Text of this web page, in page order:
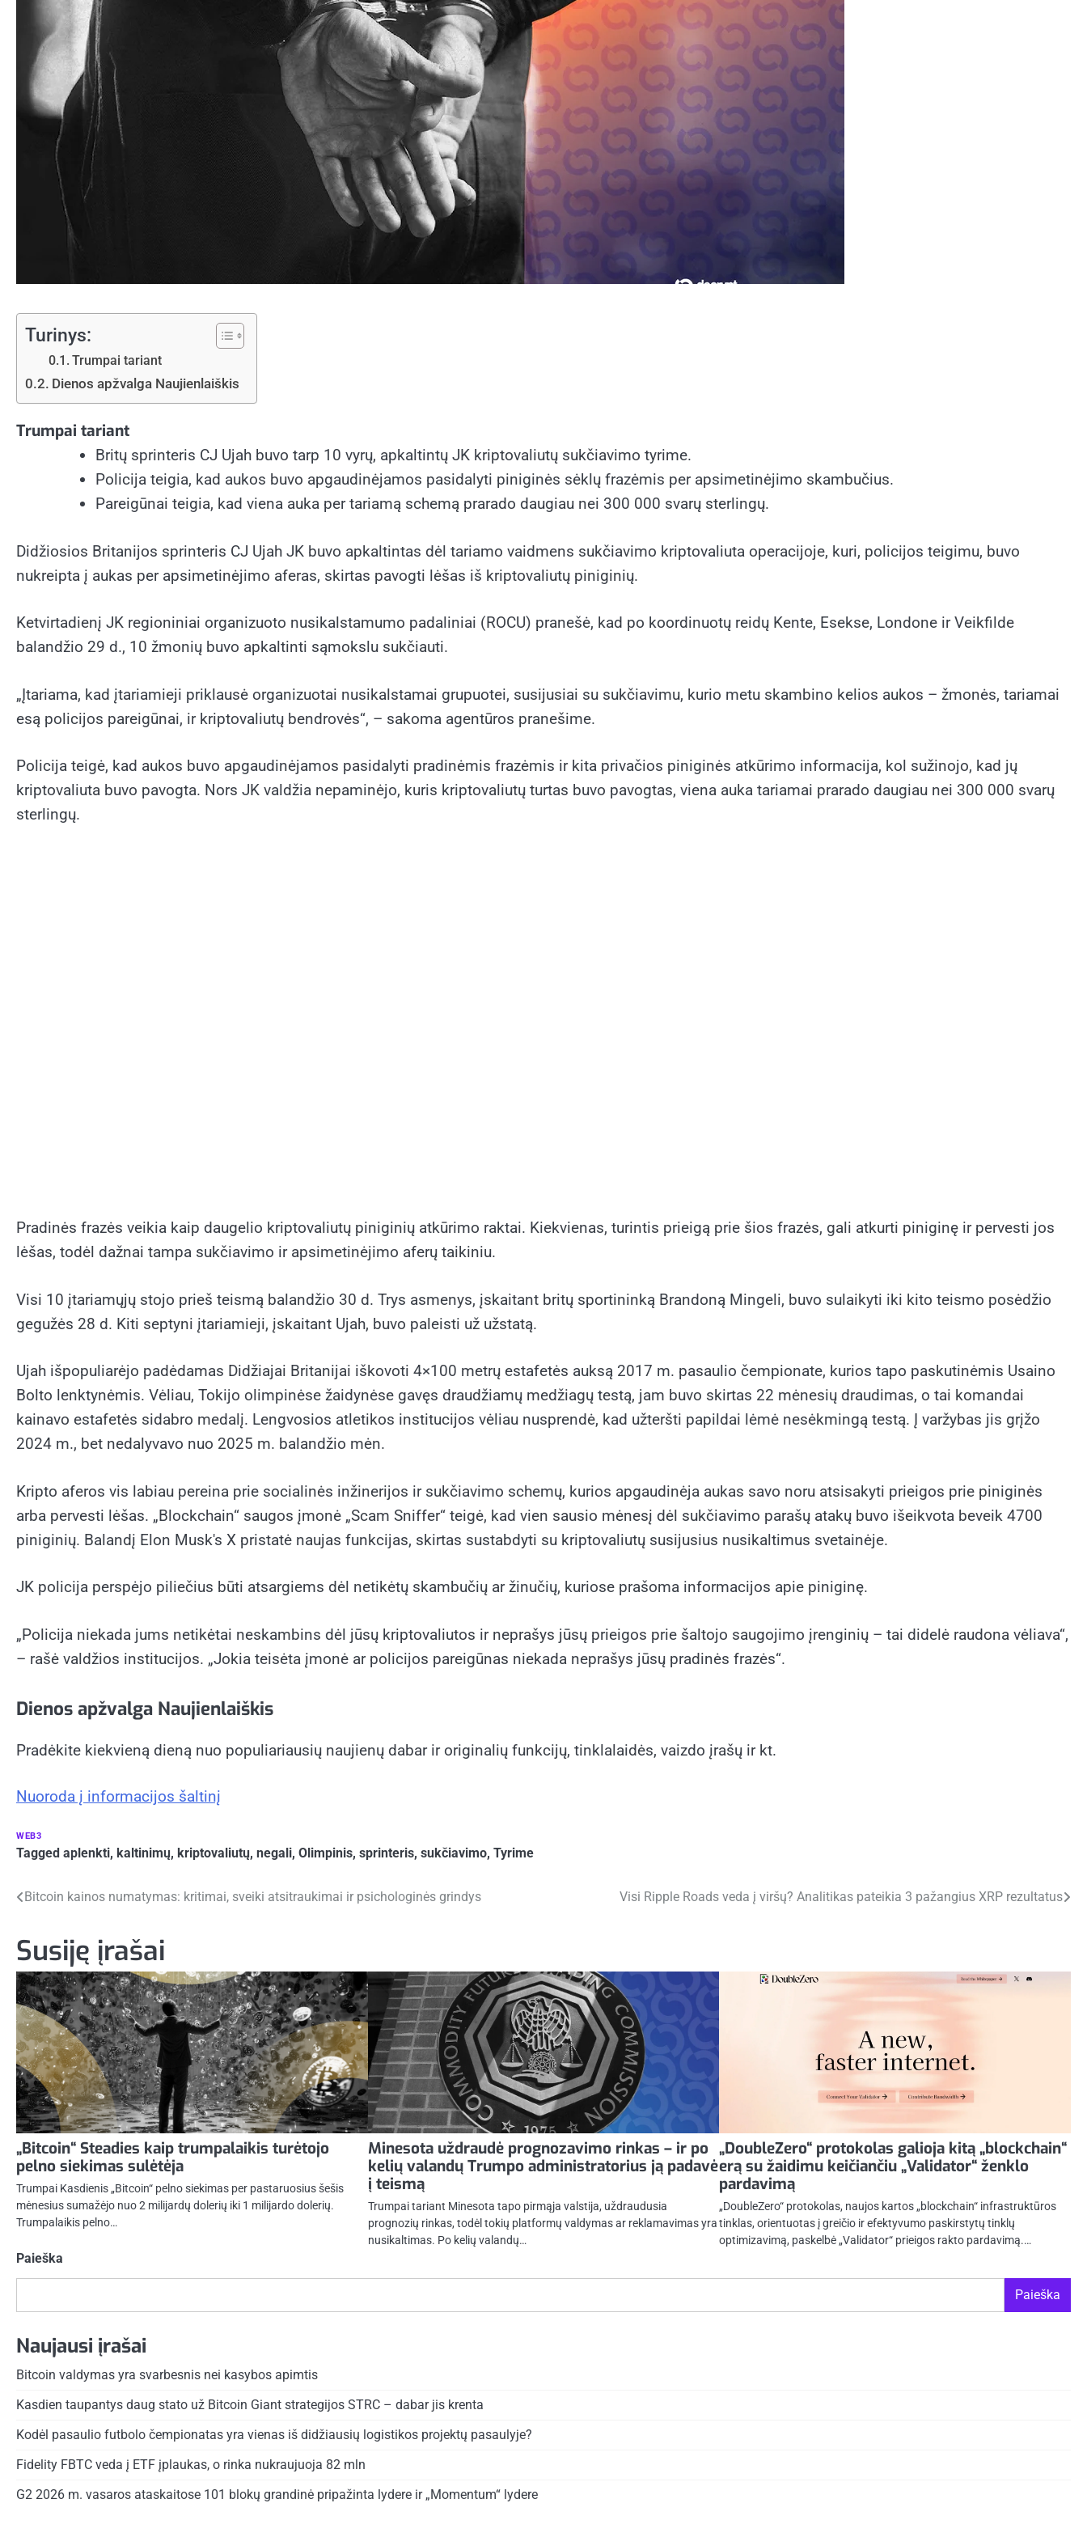
Turinys:
Trumpai tariant
Dienos apžvalga Naujienlaiškis
Trumpai tariant
Britų sprinteris CJ Ujah buvo tarp 10 vyrų, apkaltintų JK kriptovaliutų sukčiavimo tyrime.
Policija teigia, kad aukos buvo apgaudinėjamos pasidalyti piniginės sėklų frazėmis per apsimetinėjimo skambučius.
Pareigūnai teigia, kad viena auka per tariamą schemą prarado daugiau nei 300 000 svarų sterlingų.
Didžiosios Britanijos sprinteris CJ Ujah JK buvo apkaltintas dėl tariamo vaidmens sukčiavimo kriptovaliuta operacijoje, kuri, policijos teigimu, buvo
nukreipta į aukas per apsimetinėjimo aferas, skirtas pavogti lėšas iš kriptovaliutų piniginių.
Ketvirtadienį JK regioniniai organizuoto nusikalstamumo padaliniai (ROCU) pranešė, kad po koordinuotų reidų Kente, Esekse, Londone ir Veikfilde
balandžio 29 d., 10 žmonių buvo apkaltinti sąmokslu sukčiauti.
„Įtariama, kad įtariamieji priklausė organizuotai nusikalstamai grupuotei, susijusiai su sukčiavimu, kurio metu skambino kelios aukos – žmonės, tariamai
esą policijos pareigūnai, ir kriptovaliutų bendrovės“, – sakoma agentūros pranešime.
Policija teigė, kad aukos buvo apgaudinėjamos pasidalyti pradinėmis frazėmis ir kita privačios piniginės atkūrimo informacija, kol sužinojo, kad jų
kriptovaliuta buvo pavogta. Nors JK valdžia nepaminėjo, kuris kriptovaliutų turtas buvo pavogtas, viena auka tariamai prarado daugiau nei 300 000 svarų
sterlingų.
Pradinės frazės veikia kaip daugelio kriptovaliutų piniginių atkūrimo raktai. Kiekvienas, turintis prieigą prie šios frazės, gali atkurti piniginę ir pervesti jos
lėšas, todėl dažnai tampa sukčiavimo ir apsimetinėjimo aferų taikiniu.
Visi 10 įtariamųjų stojo prieš teismą balandžio 30 d. Trys asmenys, įskaitant britų sportininką Brandoną Mingeli, buvo sulaikyti iki kito teismo posėdžio
gegužės 28 d. Kiti septyni įtariamieji, įskaitant Ujah, buvo paleisti už užstatą.
Ujah išpopuliarėjo padėdamas Didžiajai Britanijai iškovoti 4×100 metrų estafetės auksą 2017 m. pasaulio čempionate, kurios tapo paskutinėmis Usaino
Bolto lenktynėmis. Vėliau, Tokijo olimpinėse žaidynėse gavęs draudžiamų medžiagų testą, jam buvo skirtas 22 mėnesių draudimas, o tai komandai
kainavo estafetės sidabro medalį. Lengvosios atletikos institucijos vėliau nusprendė, kad užteršti papildai lėmė nesėkmingą testą. Į varžybas jis grįžo
2024 m., bet nedalyvavo nuo 2025 m. balandžio mėn.
Kripto aferos vis labiau pereina prie socialinės inžinerijos ir sukčiavimo schemų, kurios apgaudinėja aukas savo noru atsisakyti prieigos prie piniginės
arba pervesti lėšas. „Blockchain“ saugos įmonė „Scam Sniffer“ teigė, kad vien sausio mėnesį dėl sukčiavimo parašų atakų buvo išeikvota beveik 4700
piniginių. Balandį Elon Musk's X pristatė naujas funkcijas, skirtas sustabdyti su kriptovaliutų susijusius nusikaltimus svetainėje.
JK policija perspėjo piliečius būti atsargiems dėl netikėtų skambučių ar žinučių, kuriose prašoma informacijos apie piniginę.
„Policija niekada jums netikėtai neskambins dėl jūsų kriptovaliutos ir neprašys jūsų prieigos prie šaltojo saugojimo įrenginių – tai didelė raudona vėliava“,
– rašė valdžios institucijos. „Jokia teisėta įmonė ar policijos pareigūnas niekada neprašys jūsų pradinės frazės“.
Dienos apžvalga Naujienlaiškis
Pradėkite kiekvieną dieną nuo populiariausių naujienų dabar ir originalių funkcijų, tinklalaidės, vaizdo įrašų ir kt.
Nuoroda į informacijos šaltinį
WEB3
Tagged aplenkti, kaltinimų, kriptovaliutų, negali, Olimpinis, sprinteris, sukčiavimo, Tyrime
Navigacija
įrašų
Bitcoin kainos numatymas: kritimai, sveiki atsitraukimai ir psichologinės grindys Visi Ripple Roads veda į viršų? Analitikas pateikia 3 pažangius XRP rezultatus
Susiję įrašai
„Bitcoin“ Steadies kaip trumpalaikis turėtojo
pelno siekimas sulėtėja
Trumpai Kasdienis „Bitcoin“ pelno siekimas per pastaruosius šešis
mėnesius sumažėjo nuo 2 milijardų dolerių iki 1 milijardo dolerių.
Trumpalaikis pelno…
Minesota uždraudė prognozavimo rinkas – ir po
kelių valandų Trumpo administratorius ją padavė
į teismą
Trumpai tariant Minesota tapo pirmąja valstija, uždraudusia
prognozių rinkas, todėl tokių platformų valdymas ar reklamavimas yra
nusikaltimas. Po kelių valandų…
„DoubleZero“ protokolas galioja kitą „blockchain“
erą su žaidimu keičiančiu „Validator“ ženklo
pardavimą
„DoubleZero“ protokolas, naujos kartos „blockchain“ infrastruktūros
tinklas, orientuotas į greičio ir efektyvumo paskirstytų tinklų
optimizavimą, paskelbė „Validator“ prieigos rakto pardavimą.…
Paieška
Paieška
Naujausi įrašai
Bitcoin valdymas yra svarbesnis nei kasybos apimtis
Kasdien taupantys daug stato už Bitcoin Giant strategijos STRC – dabar jis krenta
Kodėl pasaulio futbolo čempionatas yra vienas iš didžiausių logistikos projektų pasaulyje?
Fidelity FBTC veda į ETF įplaukas, o rinka nukraujuoja 82 mln
G2 2026 m. vasaros ataskaitose 101 blokų grandinė pripažinta lydere ir „Momentum“ lydere